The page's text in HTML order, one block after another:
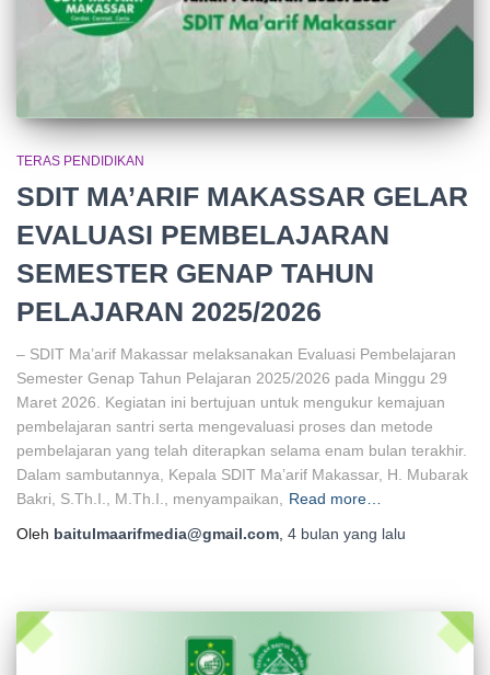
TERAS PENDIDIKAN
SDIT MA’ARIF MAKASSAR GELAR
EVALUASI PEMBELAJARAN
SEMESTER GENAP TAHUN
PELAJARAN 2025/2026
– SDIT Ma’arif Makassar melaksanakan Evaluasi Pembelajaran
Semester Genap Tahun Pelajaran 2025/2026 pada Minggu 29
Maret 2026. Kegiatan ini bertujuan untuk mengukur kemajuan
pembelajaran santri serta mengevaluasi proses dan metode
pembelajaran yang telah diterapkan selama enam bulan terakhir.
Dalam sambutannya, Kepala SDIT Ma’arif Makassar, H. Mubarak
Bakri, S.Th.I., M.Th.I., menyampaikan,
Read more…
Oleh baitulmaarifmedia@gmail.com 4 bulan yang lalu